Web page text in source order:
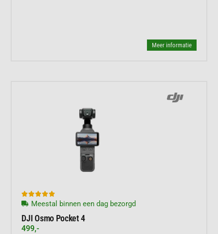
Meer informatie

Meestal binnen een dag bezorgd
DJI Osmo Pocket 4
499,-